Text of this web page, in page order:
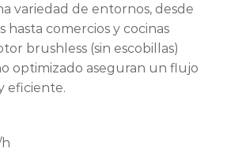
variedad de entornos, desde
hasta comercios y cocinas
brushless (sin escobillas)
optimizado aseguran un flujo
eficiente.